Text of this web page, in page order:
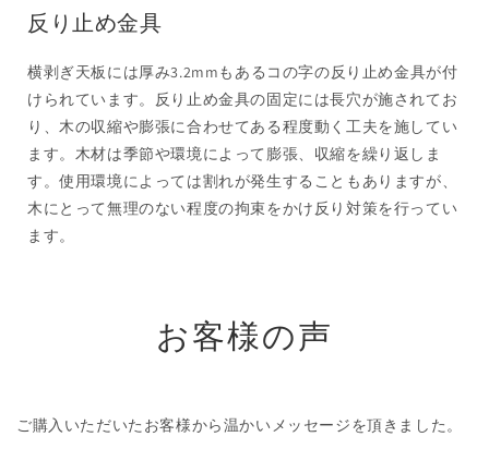
反り止め金具
横剥ぎ天板には厚み3.2mmもあるコの字の反り止め金具が付
けられています。反り止め金具の固定には長穴が施されてお
り、木の収縮や膨張に合わせてある程度動く工夫を施してい
ます。木材は季節や環境によって膨張、収縮を繰り返しま
す。使用環境によっては割れが発生することもありますが、
木にとって無理のない程度の拘束をかけ反り対策を行ってい
ます。
お客様の声
ご購入いただいたお客様から温かいメッセージを頂きました。